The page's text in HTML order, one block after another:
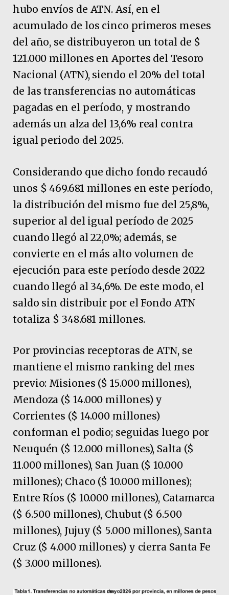
hubo envíos de ATN. Así, en el
acumulado de los cinco primeros meses
del año, se distribuyeron un total de $
121.000 millones en Aportes del Tesoro
Nacional (ATN), siendo el 20% del total
de las transferencias no automáticas
pagadas en el período, y mostrando
además un alza del 13,6% real contra
igual periodo del 2025.
Considerando que dicho fondo recaudó
unos $ 469.681 millones en este período,
la distribución del mismo fue del 25,8%,
superior al del igual período de 2025
cuando llegó al 22,0%; además, se
convierte en el más alto volumen de
ejecución para este período desde 2022
cuando llegó al 34,6%. De este modo, el
saldo sin distribuir por el Fondo ATN
totaliza $ 348.681 millones.
Por provincias receptoras de ATN, se
mantiene el mismo ranking del mes
previo: Misiones ($ 15.000 millones),
Mendoza ($ 14.000 millones) y
Corrientes ($ 14.000 millones)
conforman el podio; seguidas luego por
Neuquén ($ 12.000 millones), Salta ($
11.000 millones), San Juan ($ 10.000
millones); Chaco ($ 10.000 millones);
Entre Ríos ($ 10.000 millones), Catamarca
($ 6.500 millones), Chubut ($ 6.500
millones), Jujuy ($ 5.000 millones), Santa
Cruz ($ 4.000 millones) y cierra Santa Fe
($ 3.000 millones).